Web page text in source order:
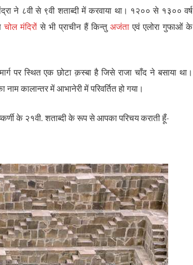
ने ८वी से ९वी शताब्दी में करवाया था। १२०० से १३०० वर्ष
चोल मंदिरों से भी प्राचीन हैं किन्तुअजंता एवं एलोरा गुफाओं के
पर स्थित एक छोटा क़स्बा है जिसे राजा चाँद ने बसाया था।
नाम कालान्तर में आभानेरी में परिवर्तित हो गया।
के २१वी. शताब्दी के रूप से आपका परिचय कराती हूँ-